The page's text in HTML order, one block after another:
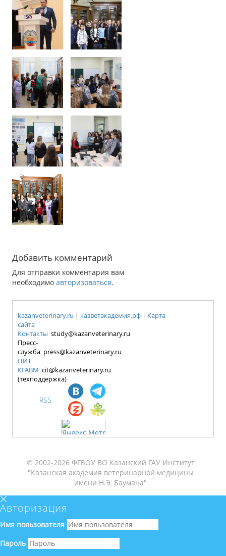
Добавить комментарий
Для отправки комментария вам
необходимо авторизоваться.
kazanveterinary.ru | казветакадемия.рф | Карта
сайта
Контакты study@kazanveterinary.ru
Пресс-
служба press@kazanveterinary.ru
ЦИТ
КГАВМ cit@kazanveterinary.ru
(техподдержка)
RSS
© 2002-2026 ФГБОУ ВО Казанский ГАУ Институт
"Казанская академия ветеринарной медицины
имени Н.Э. Баумана"
Авторизация
Имя пользователя
Пароль